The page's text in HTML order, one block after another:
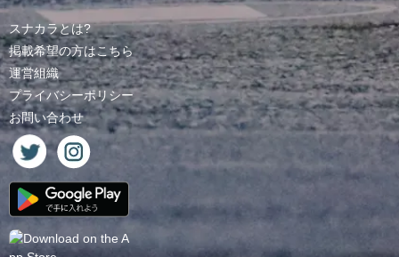
スナカラとは?
掲載希望の方はこちら
運営組織
プライバシーポリシー
お問い合わせ